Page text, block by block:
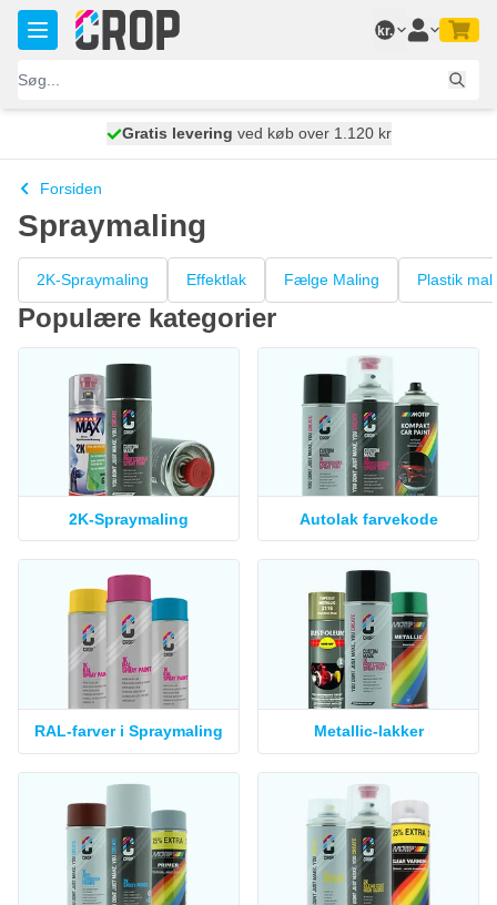
Skip to Content
kr.
vi sender i morgen
Gratis levering ved køb over 1.120 kr
100 dage
Forsiden
Spraymaling
2K-Spraymaling Effektlak Fælge Maling Plastik
Populære kategorier
2K-Spraymaling Autolak farvekode
RAL-farver i Spraymaling Metallic-lakker